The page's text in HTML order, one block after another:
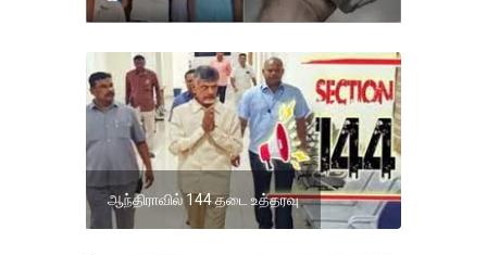
ஆந்திராவில் 144 தடை உத்தரவு